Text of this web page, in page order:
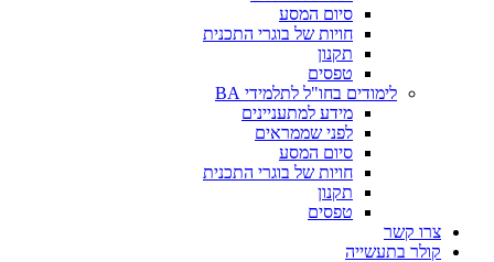
סיום המסע
חויות של בוגרי התכנית
תקנון
טפסים
לימודים בחו"ל לתלמידי BA
מידע למתעניינים
לפני שממראים
סיום המסע
חויות של בוגרי התכנית
תקנון
טפסים
צרו קשר
קולר בתעשייה